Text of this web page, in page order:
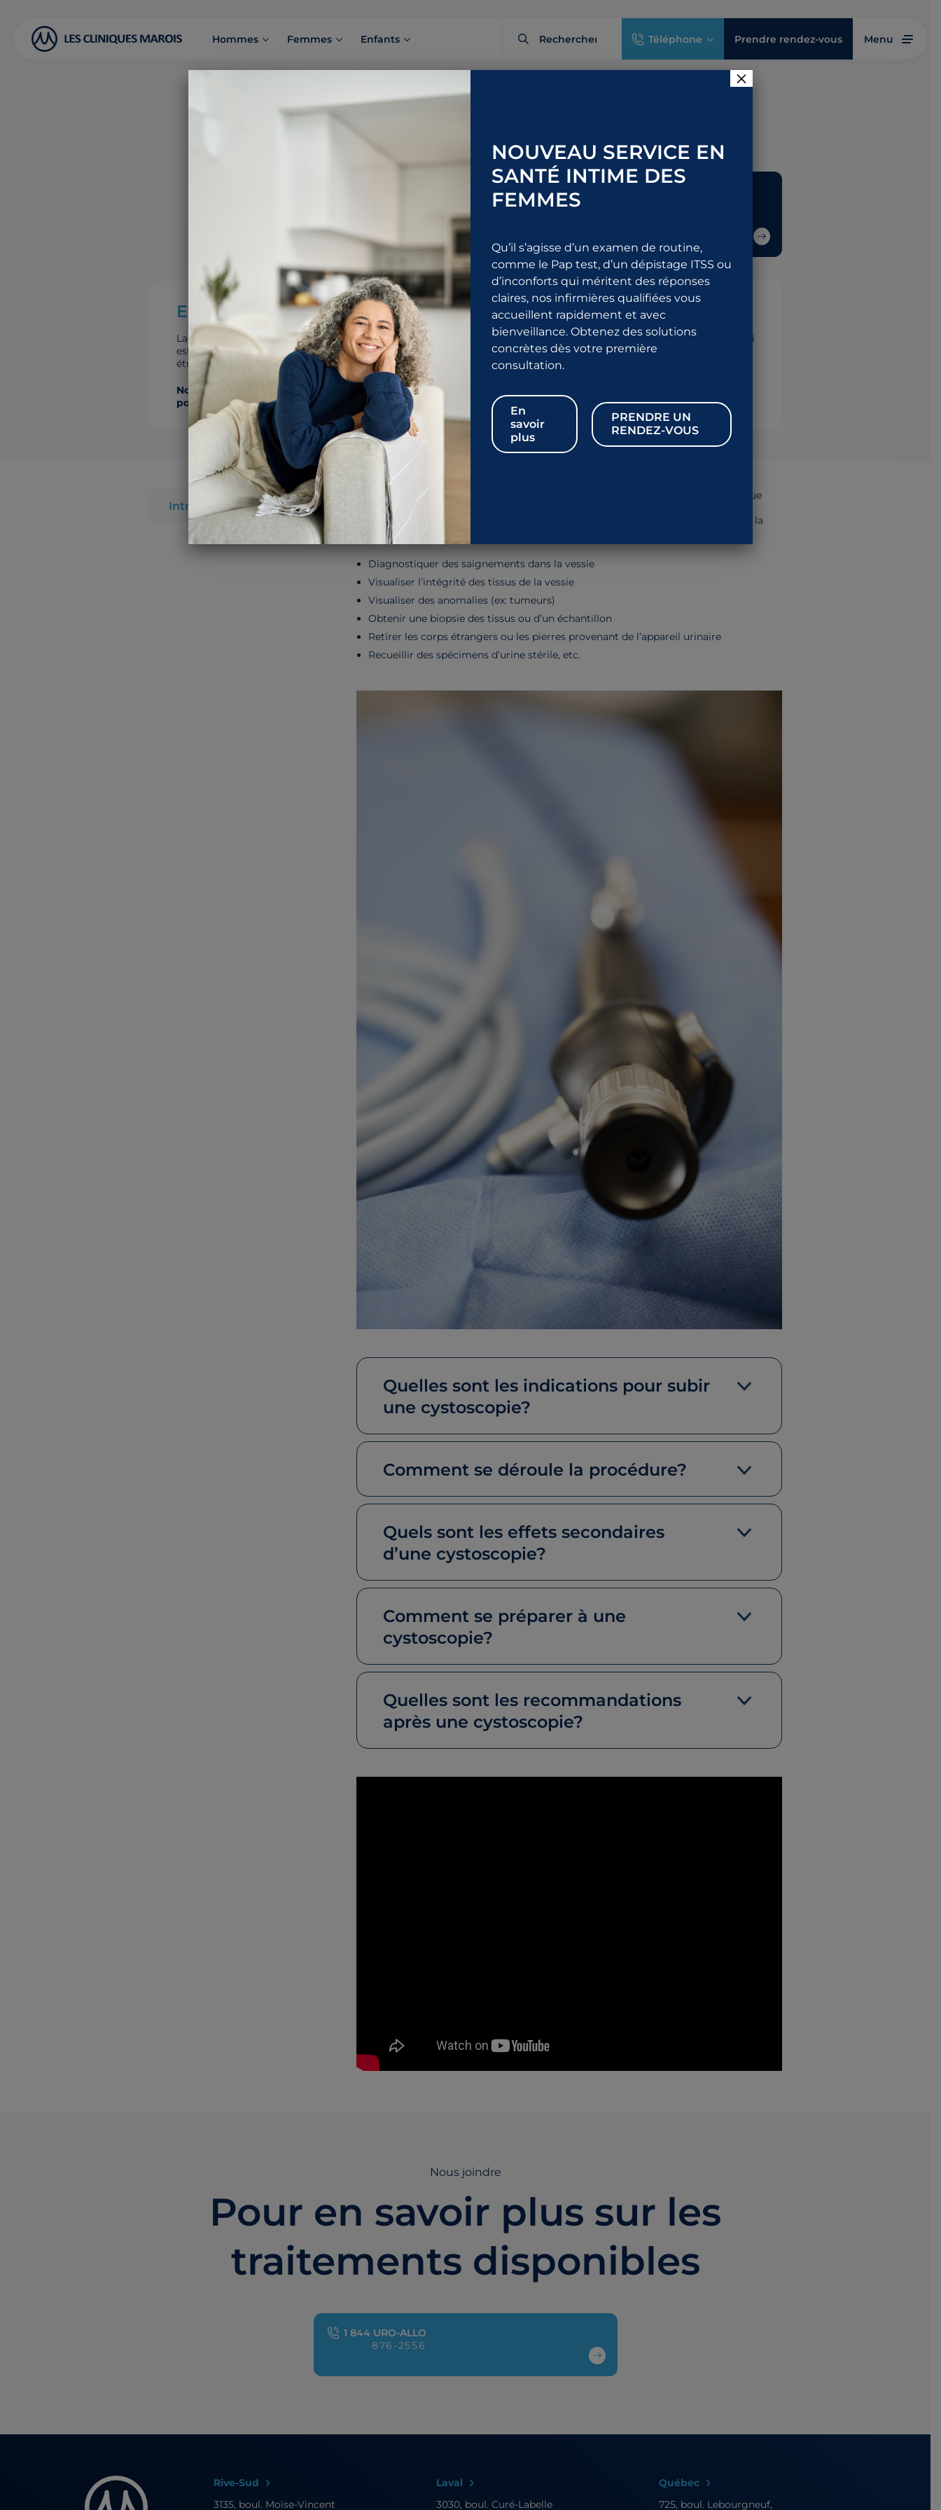
Hommes Femmes Enfants Téléphone Prendre rendez-vous Menu
Examen diagnostic
1 844 URO-ALLO
876-2556
En quoi consiste la cystoscopie
La cystoscopie est un examen qui permet de visualiser l’intérieur de la vessie et de l’urètre à l’aide d’un cystoscope, qui
est introduit par les voies naturelles. Cet examen indolore permet de visualiser des anomalies, de retirer des corps
étrangers ou d’obtenir des biopsies.
Nos urologues font des cystoscopies dans des délais rapides. Contactez-nous pour prendre un rendez-vous ou
pour obtenir plus d’information.
Intro
visualisation de l'intérieur de la vessie au moyen d’un cystoscope
est connue
sous le nom de la cystoscopie.
Effectuée par un urologue, cette technique permet d’obtenir une image claire de la
vessie. Les principaux objectifs de la cystoscopie sont :
Diagnostiquer des saignements dans la vessie
Visualiser l’intégrité des tissus de la vessie
Visualiser des anomalies (ex: tumeurs)
Obtenir une biopsie des tissus ou d’un échantillon
Retirer les corps étrangers ou les pierres provenant de l’appareil urinaire
Recueillir des spécimens d’urine stérile, etc.
Quelles sont les indications pour subir
une cystoscopie?
Comment se déroule la procédure?
Quels sont les effets secondaires
d’une cystoscopie?
Comment se préparer à une
cystoscopie?
Quelles sont les recommandations
après une cystoscopie?
Nous joindre
Pour en savoir plus sur les
traitements disponibles
1 844 URO-ALLO
876-2556
Rive-Sud
3135, boul. Moïse-Vincent
Laval
3030, boul. Curé-Labelle
Québec
725, boul. Lebourgneuf,
NOUVEAU SERVICE EN
SANTÉ INTIME DES
FEMMES
Qu’il s’agisse d’un examen de routine,
comme le Pap test, d’un dépistage ITSS ou
d’inconforts qui méritent des réponses
claires, nos infirmières qualifiées vous
accueillent rapidement et avec
bienveillance. Obtenez des solutions
concrètes dès votre première
consultation.
En
savoir
plus
PRENDRE UN
RENDEZ-VOUS
×